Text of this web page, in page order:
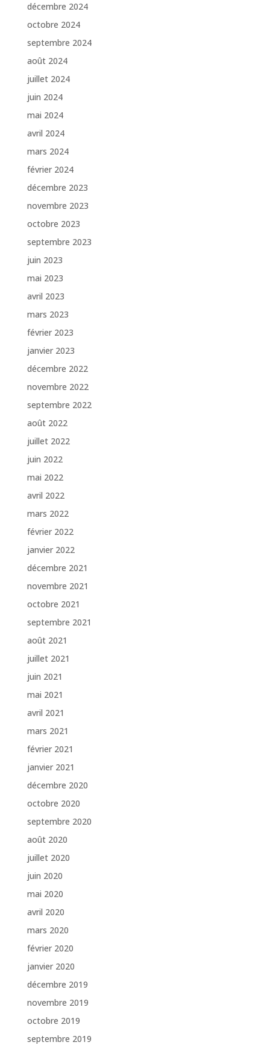
décembre 2024
octobre 2024
septembre 2024
août 2024
juillet 2024
juin 2024
mai 2024
avril 2024
mars 2024
février 2024
décembre 2023
novembre 2023
octobre 2023
septembre 2023
juin 2023
mai 2023
avril 2023
mars 2023
février 2023
janvier 2023
décembre 2022
novembre 2022
septembre 2022
août 2022
juillet 2022
juin 2022
mai 2022
avril 2022
mars 2022
février 2022
janvier 2022
décembre 2021
novembre 2021
octobre 2021
septembre 2021
août 2021
juillet 2021
juin 2021
mai 2021
avril 2021
mars 2021
février 2021
janvier 2021
décembre 2020
octobre 2020
septembre 2020
août 2020
juillet 2020
juin 2020
mai 2020
avril 2020
mars 2020
février 2020
janvier 2020
décembre 2019
novembre 2019
octobre 2019
septembre 2019